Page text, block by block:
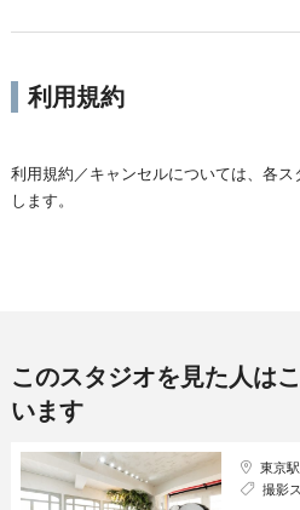
利用規約
利用規約／キャンセルについては、各
します。
このスタジオを見た人は
います
東京
撮影